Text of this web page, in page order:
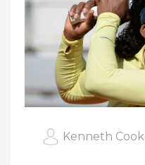
Kenneth Cook